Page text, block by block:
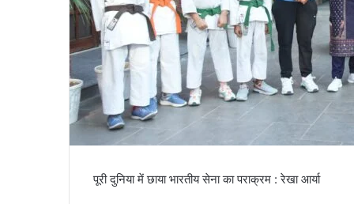
पूरी दुनिया में छाया भारतीय सेना का पराक्रम : रेखा आर्या